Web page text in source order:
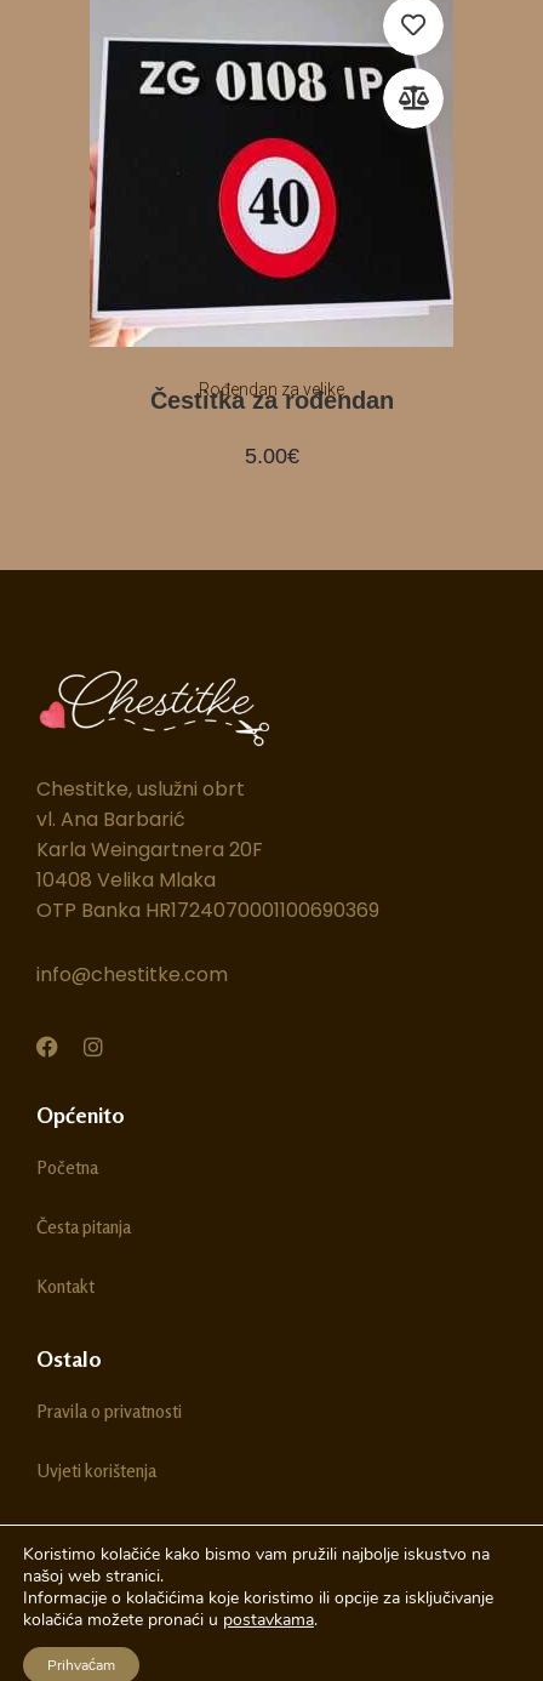
Rođendan za velike
Čestitka za rođendan
5.00€
Chestitke, uslužni obrt
vl. Ana Barbarić
Karla Weingartnera 20F
10408 Velika Mlaka
OTP Banka HR1724070001100690369
info@chestitke.com
F
e
b
o
I
t
r
m
Općenito
Početna
Česta pitanja
Kontakt
Ostalo
Pravila o privatnosti
Uvjeti korištenja
© 2026 Chestitke | Sva prava pridržava
Izrada web stranica A-Design
Koristimo kolačiće kako bismo vam pružili najbolje iskustvo na
našoj web stranici.
Informacije o kolačićima koje koristimo ili opcije za isključivanje
kolačića možete pronaći u postavkama.
Prihvaćam